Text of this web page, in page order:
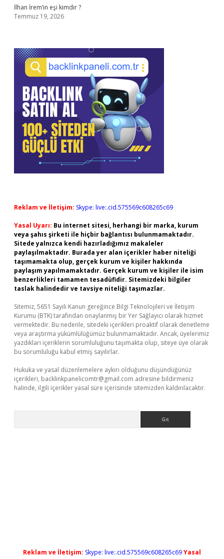
İlhan İrem’in eşi kimdir ?
Temmuz 19, 2026
Reklam ve İletişim: Skype: live:.cid.575569c608265c69
Yasal Uyarı: Bu internet sitesi, herhangi bir marka, kurum
veya şahıs şirketi ile hiçbir bağlantısı bulunmamaktadır.
Sitede yalnızca kendi hazırladığımız makaleler
paylaşılmaktadır. Burada yer alan içerikler haber niteliği
taşımamakta olup, gerçek kurum ve kişiler hakkında
paylaşım yapılmamaktadır. Gerçek kurum ve kişiler ile isim
benzerlikleri tamamen tesadüfidir. Sitemizdeki bilgiler
taslak halindedir ve tavsiye niteliği taşımazlar.
Sitemiz, 5651 Sayılı Kanun gereğince Bilgi Teknolojileri ve İletişim
Kurumu (BTK) tarafından onaylanmış bir Yer Sağlayıcı olarak hizmet
vermektedir. Bu nedenle, sitedeki içerikleri proaktif olarak denetleme
veya araştırma yükümlülüğümüz bulunmamaktadır. Ancak, üyelerimiz
yazdıkları içeriklerin sorumluluğunu taşımakta olup, siteye üye olarak
bu sorumluluğu kabul etmiş sayılırlar.
Hukuka ve yasal düzenlemelere aykırı olduğunu düşündüğünüz
içerikleri, backlinkpanelicomtr@gmail.com adresine bildirmeniz
halinde, ilgili içerikler yasal süre içerisinde sitemizden kaldırılacaktır.
Reklam ve İletişim: Skype: live:.cid.575569c608265c69Yasal